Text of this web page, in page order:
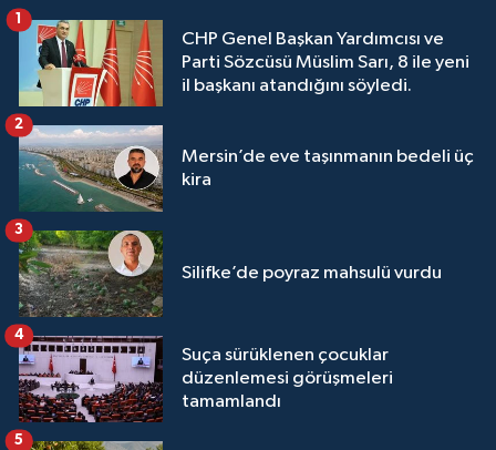
CHP Genel Başkan Yardımcısı ve
Parti Sözcüsü Müslim Sarı, 8 ile yeni
il başkanı atandığını söyledi.
1
Mersin’de eve taşınmanın bedeli üç
kira
2
Silifke’de poyraz mahsulü vurdu
3
Suça sürüklenen çocuklar
düzenlemesi görüşmeleri
tamamlandı
4
5